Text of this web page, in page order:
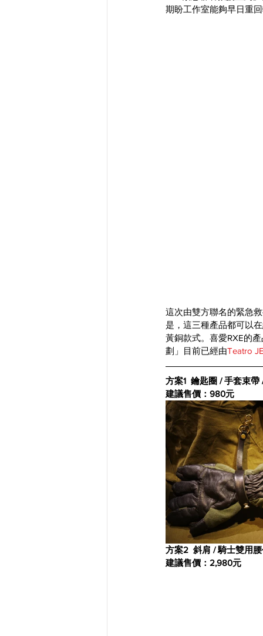
期盼工作室能夠早日重
這次由雙方聯名的緊急
是，這三種產品都可以
黃銅款式。喜愛RXE的
劃」目前已經由Teatro
方案1  鑰匙圈 / 手套束帶
建議售價：980元
方案2  斜肩 / 騎士雙用
建議售價：2,980元